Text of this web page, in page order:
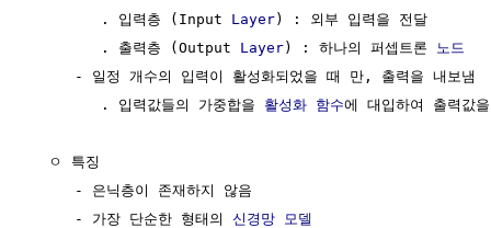
        . 입력층 (Input
Layer) : 외부 입력을 전달
        . 출력층 (Output
Layer) : 하나의 퍼셉트론
노드
     - 일정 개수의 입력이 활성화되었을 때 만, 출력을 내보냄
        . 입력값들의 가중합을
활성화 함수에 대입하여 출력값
  ㅇ 특징
     - 은닉층이 존재하지 않음
     - 가장 단순한 형태의
신경망 모델